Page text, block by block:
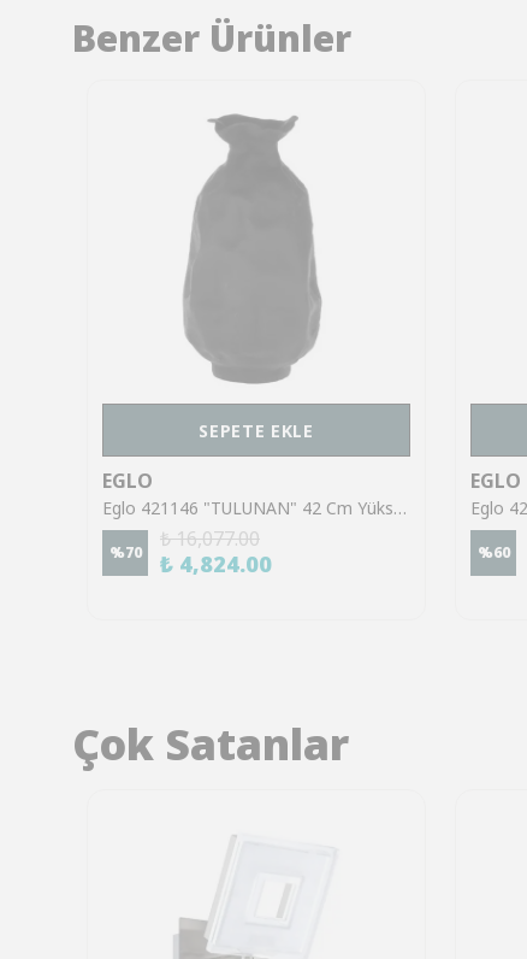
Benzer Ürünler
SEPETE EKLE
EGLO
Eglo 421146 "TULUNAN" 42 Cm Yüksekliğinde Siyah Metal Vazo
%70
₺ 16,077.00
₺ 4,824.00
EGLO
%60
Çok Satanlar